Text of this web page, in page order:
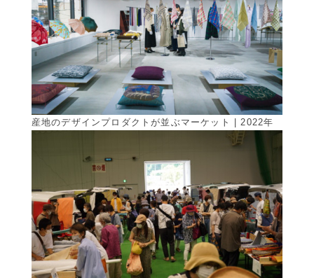
産地のデザインプロダクトが並ぶマーケット | 2022年